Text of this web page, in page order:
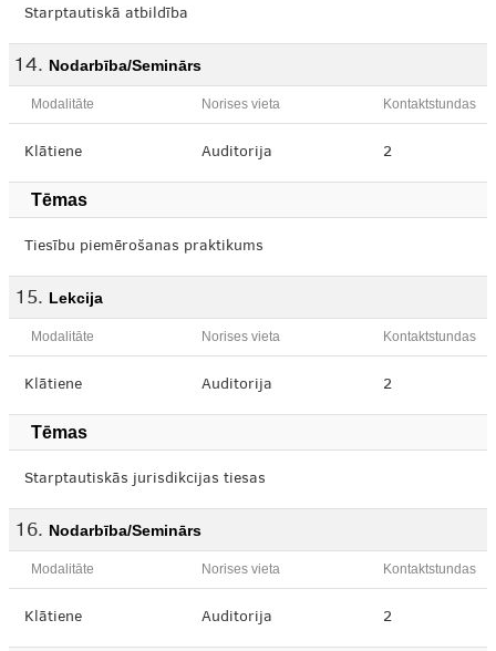
Starptautiskā atbildība
Nodarbība/Seminārs
Modalitāte Norises vieta Kontaktstundas
Klātiene Auditorija 2
Tēmas
Tiesību piemērošanas praktikums
Lekcija
Modalitāte Norises vieta Kontaktstundas
Klātiene Auditorija 2
Tēmas
Starptautiskās jurisdikcijas tiesas
Nodarbība/Seminārs
Modalitāte Norises vieta Kontaktstundas
Klātiene Auditorija 2